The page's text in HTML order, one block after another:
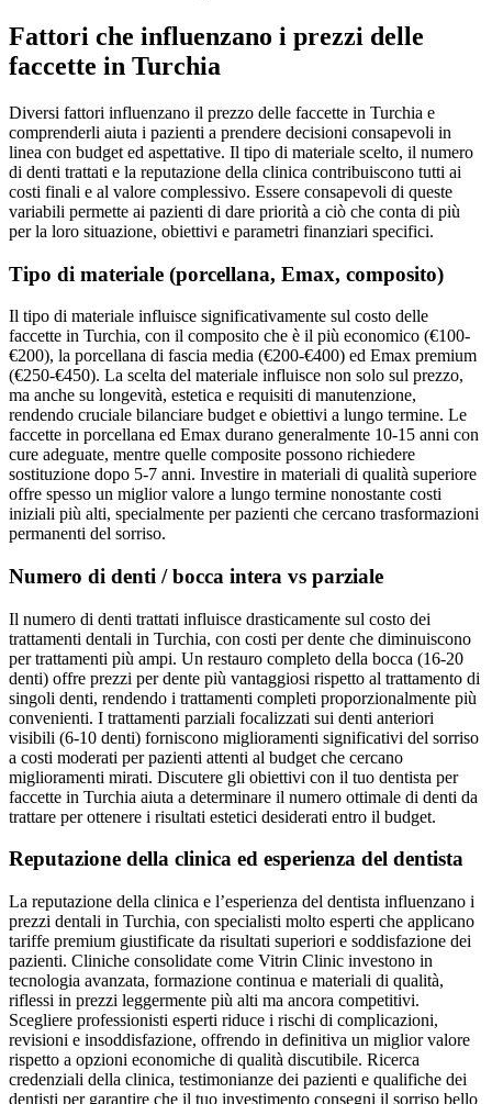
Fattori che influenzano i prezzi delle
faccette in Turchia
Diversi fattori influenzano il prezzo delle faccette in Turchia e
comprenderli aiuta i pazienti a prendere decisioni consapevoli in
linea con budget ed aspettative. Il tipo di materiale scelto, il numero
di denti trattati e la reputazione della clinica contribuiscono tutti ai
costi finali e al valore complessivo. Essere consapevoli di queste
variabili permette ai pazienti di dare priorità a ciò che conta di più
per la loro situazione, obiettivi e parametri finanziari specifici.
Tipo di materiale (porcellana, Emax, composito)
Il tipo di materiale influisce significativamente sul costo delle
faccette in Turchia, con il composito che è il più economico (€100-
€200), la porcellana di fascia media (€200-€400) ed Emax premium
(€250-€450). La scelta del materiale influisce non solo sul prezzo,
ma anche su longevità, estetica e requisiti di manutenzione,
rendendo cruciale bilanciare budget e obiettivi a lungo termine. Le
faccette in porcellana ed Emax durano generalmente 10-15 anni con
cure adeguate, mentre quelle composite possono richiedere
sostituzione dopo 5-7 anni. Investire in materiali di qualità superiore
offre spesso un miglior valore a lungo termine nonostante costi
iniziali più alti, specialmente per pazienti che cercano trasformazioni
permanenti del sorriso.
Numero di denti / bocca intera vs parziale
Il numero di denti trattati influisce drasticamente sul costo dei
trattamenti dentali in Turchia, con costi per dente che diminuiscono
per trattamenti più ampi. Un restauro completo della bocca (16-20
denti) offre prezzi per dente più vantaggiosi rispetto al trattamento di
singoli denti, rendendo i trattamenti completi proporzionalmente più
convenienti. I trattamenti parziali focalizzati sui denti anteriori
visibili (6-10 denti) forniscono miglioramenti significativi del sorriso
a costi moderati per pazienti attenti al budget che cercano
miglioramenti mirati. Discutere gli obiettivi con il tuo dentista per
faccette in Turchia aiuta a determinare il numero ottimale di denti da
trattare per ottenere i risultati estetici desiderati entro il budget.
Reputazione della clinica ed esperienza del dentista
La reputazione della clinica e l’esperienza del dentista influenzano i
prezzi dentali in Turchia, con specialisti molto esperti che applicano
tariffe premium giustificate da risultati superiori e soddisfazione dei
pazienti. Cliniche consolidate come Vitrin Clinic investono in
tecnologia avanzata, formazione continua e materiali di qualità,
riflessi in prezzi leggermente più alti ma ancora competitivi.
Scegliere professionisti esperti riduce i rischi di complicazioni,
revisioni e insoddisfazione, offrendo in definitiva un miglior valore
rispetto a opzioni economiche di qualità discutibile. Ricerca
credenziali della clinica, testimonianze dei pazienti e qualifiche dei
dentisti per garantire che il tuo investimento consegni il sorriso bello